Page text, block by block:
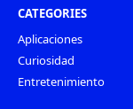
CATEGORIES
Aplicaciones
Curiosidad
Entretenimiento